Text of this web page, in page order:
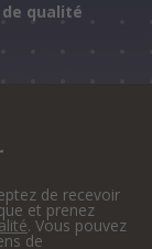
de qualité
de recevoir
et prenez
. Vous pouvez
de